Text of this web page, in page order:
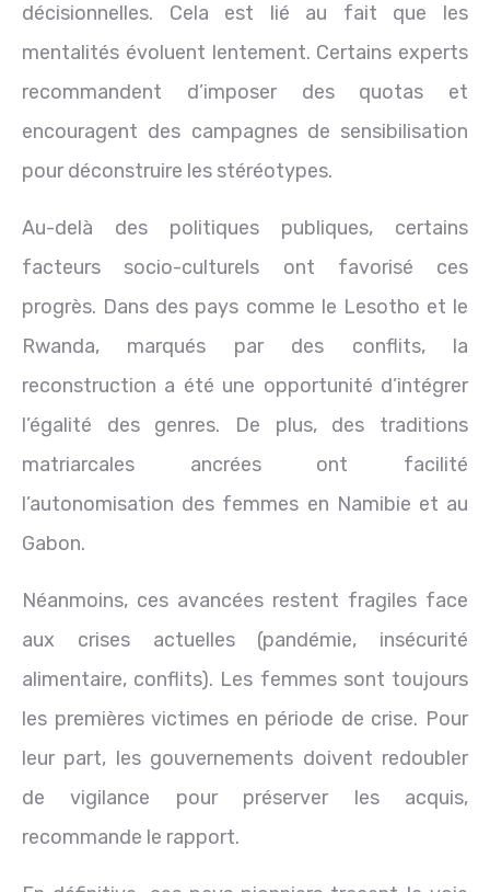
décisionnelles. Cela est lié au fait que les
mentalités évoluent lentement. Certains experts
recommandent d’imposer des quotas et
encouragent des campagnes de sensibilisation
pour déconstruire les stéréotypes.
Au-delà des politiques publiques, certains
facteurs socio-culturels ont favorisé ces
progrès. Dans des pays comme le Lesotho et le
Rwanda, marqués par des conflits, la
reconstruction a été une opportunité d’intégrer
l’égalité des genres. De plus, des traditions
matriarcales ancrées ont facilité
l’autonomisation des femmes en Namibie et au
Gabon.
Néanmoins, ces avancées restent fragiles face
aux crises actuelles (pandémie, insécurité
alimentaire, conflits). Les femmes sont toujours
les premières victimes en période de crise. Pour
leur part, les gouvernements doivent redoubler
de vigilance pour préserver les acquis,
recommande le rapport.